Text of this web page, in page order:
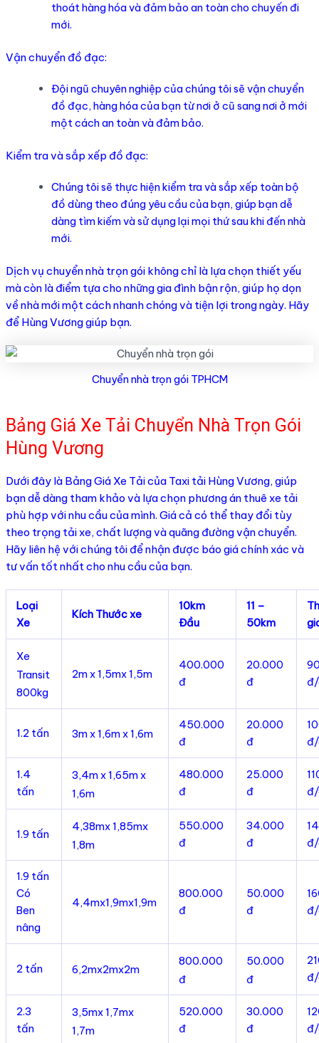
thoát hàng hóa và đảm bảo an toàn cho chuyến đi
mới.
Vận chuyển đồ đạc:
Đội ngũ chuyên nghiệp của chúng tôi sẽ vận chuyển
đồ đạc, hàng hóa của bạn từ nơi ở cũ sang nơi ở mới
một cách an toàn và đảm bảo.
Kiểm tra và sắp xếp đồ đạc:
Chúng tôi sẽ thực hiện kiểm tra và sắp xếp toàn bộ
đồ dùng theo đúng yêu cầu của bạn, giúp bạn dễ
dàng tìm kiếm và sử dụng lại mọi thứ sau khi đến nhà
mới.
Dịch vụ chuyển nhà trọn gói không chỉ là lựa chọn thiết yếu
mà còn là điểm tựa cho những gia đình bận rộn, giúp họ dọn
về nhà mới một cách nhanh chóng và tiện lợi trong ngày. Hãy
để Hùng Vương giúp bạn.
Chuyển nhà trọn gói TPHCM
Bảng Giá Xe Tải Chuyển Nhà Trọn Gói
Hùng Vương
Dưới đây là Bảng Giá Xe Tải của Taxi tải Hùng Vương, giúp
bạn dễ dàng tham khảo và lựa chọn phương án thuê xe tải
phù hợp với nhu cầu của mình. Giá cả có thể thay đổi tùy
theo trọng tải xe, chất lượng và quãng đường vận chuyển.
Hãy liên hệ với chúng tôi để nhận được báo giá chính xác và
tư vấn tốt nhất cho nhu cầu của bạn.
Loại
Xe
Kích Thước xe
10km
Đầu
11 –
50km
Xe
Transit
800kg
2m x 1,5mx 1,5m
400.000
đ
20.000
đ
1.2 tấn 3m x 1,6m x 1,6m
450.000
đ
20.000
đ
1.4
tấn
3,4m x 1,65m x
1,6m
480.000
đ
25.000
đ
1.9 tấn
4,38mx 1,85mx
1,8m
550.000
đ
34.000
đ
1.9 tấn
Có
Ben
nâng
4,4mx1,9mx1,9m
800.000
đ
50.000
đ
2 tấn 6,2mx2mx2m
800.000
đ
50.000
đ
2.3
tấn
3,5mx 1,7mx
1,7m
520.000
đ
30.000
đ